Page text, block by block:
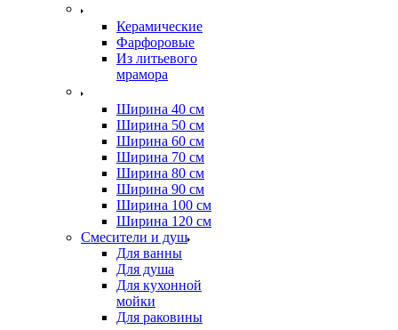
Керамические
Фарфоровые
Из литьевого
мрамора
Ширина 40 см
Ширина 50 см
Ширина 60 см
Ширина 70 см
Ширина 80 см
Ширина 90 см
Ширина 100 см
Ширина 120 см
Смесители и душ
Для ванны
Для душа
Для кухонной
мойки
Для раковины